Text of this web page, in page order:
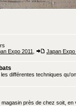
Expo 2011
Japan Expo
différentes techniques
près de chez soit, en